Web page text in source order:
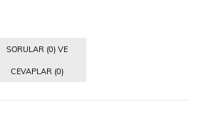
SORULAR (0) VE
CEVAPLAR (0)